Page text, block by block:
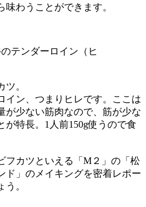
わうことができます。
テンダーロイン（ヒ
。
イン、つまりヒレです。ここは
が少ない筋肉なので、筋が少な
が特長。1人前150g使うので食
フカツといえる「M２」の「松
ド」のメイキングを密着レポー
う。